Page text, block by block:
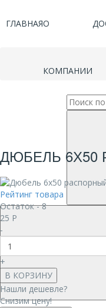
ГЛАВНАЯО
КОМПАНИИ
ДЮБЕЛЬ
Рейтинг товара
Остаток - 8
25 Р
-
+
В КОРЗИНУ
Нашли дешевле?
Снизим цену!